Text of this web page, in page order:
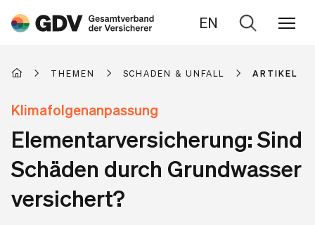
EN
Zur
THEMEN SCHADEN & UNFALL ARTIKEL
Klimafolgenanpassung
Elementarversicherung: Sind
Schäden durch Grundwasser
versichert?